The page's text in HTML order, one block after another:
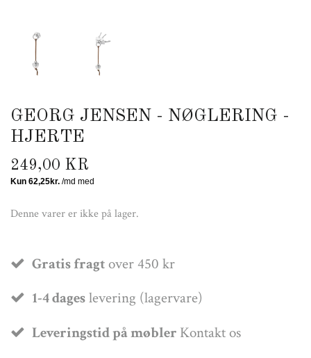
GEORG JENSEN - NØGLERING -
HJERTE
249,00 KR
Denne varer er ikke på lager.
Gratis fragtover 450 kr
1-4 dageslevering (lagervare)
Leveringstid på møbler Kontakt os